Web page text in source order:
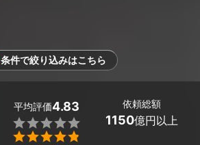
条件で絞り込みはこちら
平均評価4.83


依頼総額
1150億円以上